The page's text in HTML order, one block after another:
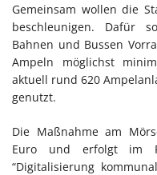
Gemeinsam wollen die
beschleunigen. Dafür
Bahnen und Bussen
Ampeln möglichst
aktuell rund 620
genutzt.
Die Maßnahme am
Euro und erfolgt im
“Digitalisierung